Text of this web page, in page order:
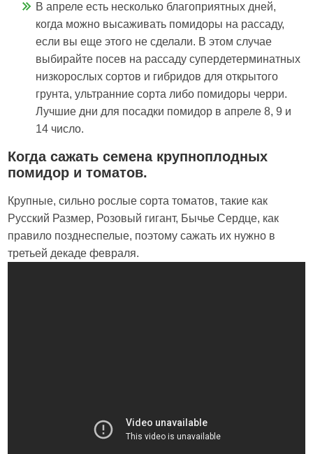
В апреле есть несколько благоприятных дней,
когда можно высаживать помидоры на рассаду,
если вы еще этого не сделали. В этом случае
выбирайте посев на рассаду супердетерминатных
низкорослых сортов и гибридов для открытого
грунта, ультранние сорта либо помидоры черри.
Лучшие дни для посадки помидор в апреле 8, 9 и
14 число.
Когда сажать семена крупноплодных
помидор и томатов.
Крупные, сильно рослые сорта томатов, такие как
Русский Размер, Розовый гигант, Бычье Сердце, как
правило позднеспелые, поэтому сажать их нужно в
третьей декаде февраля.